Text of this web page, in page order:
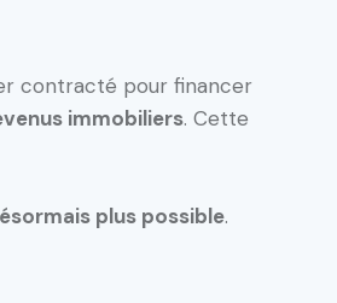
contracté pour financer
immobiliers. Cette
plus possible.